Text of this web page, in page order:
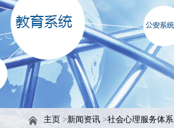
主页 >新闻资讯 >社会心理服务体系